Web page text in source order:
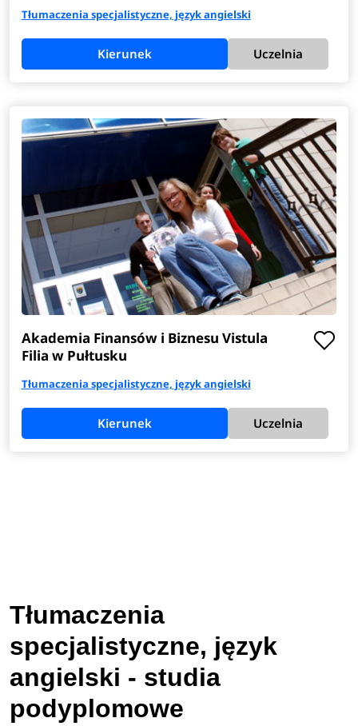
Tłumaczenia specjalistyczne, język angielski
Kierunek Uczelnia
Akademia Finansów i Biznesu Vistula
Filia w Pułtusku
Tłumaczenia specjalistyczne, język angielski
Kierunek Uczelnia
Tłumaczenia
specjalistyczne, język
angielski - studia
podyplomowe